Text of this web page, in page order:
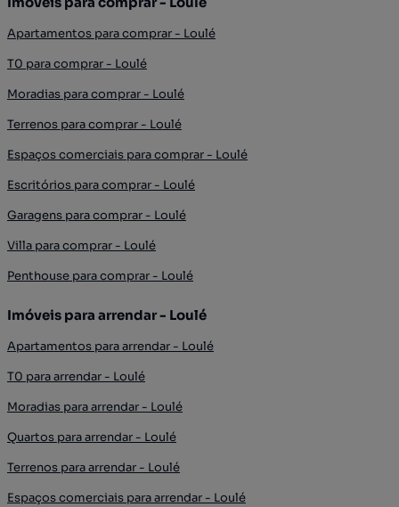
Apartamentos para comprar - Loulé
T0 para comprar - Loulé
Moradias para comprar - Loulé
Terrenos para comprar - Loulé
Espaços comerciais para comprar - Loulé
Escritórios para comprar - Loulé
Garagens para comprar - Loulé
Villa para comprar - Loulé
Penthouse para comprar - Loulé
Imóveis para arrendar - Loulé
Apartamentos para arrendar - Loulé
T0 para arrendar - Loulé
Moradias para arrendar - Loulé
Quartos para arrendar - Loulé
Terrenos para arrendar - Loulé
Espaços comerciais para arrendar - Loulé